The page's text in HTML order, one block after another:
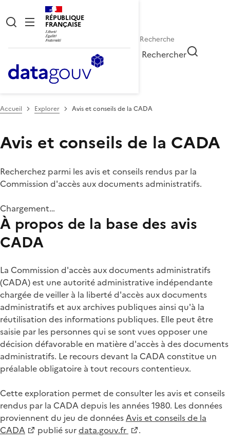
RÉPUBLIQUE
FRANÇAISE
Rechercher
Accueil Explorer Avis et conseils de la CADA
Avis et conseils de la CADA
Recherchez parmi les avis et conseils rendus par la
Commission d'accès aux documents administratifs.
Chargement…
À propos de la base des avis
CADA
La Commission d'accès aux documents administratifs
(CADA) est une autorité administrative indépendante
chargée de veiller à la liberté d'accès aux documents
administratifs et aux archives publiques ainsi qu'à la
réutilisation des informations publiques. Elle peut être
saisie par les personnes qui se sont vues opposer une
décision défavorable en matière d'accès à des documents
administratifs. Le recours devant la CADA constitue un
préalable obligatoire à tout recours contentieux.
Cette exploration permet de consulter les avis et conseils
rendus par la CADA depuis les années 1980. Les données
proviennent du jeu de donnéesAvis et conseils de la
CADA
publié surdata.gouv.fr .